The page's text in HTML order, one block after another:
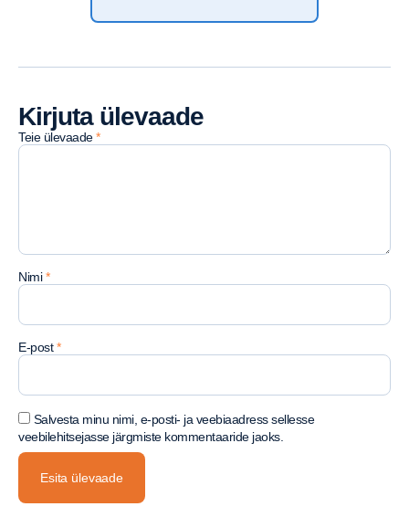
Kirjuta ülevaade
Teie ülevaade*
Nimi*
E-post*
Salvesta minu nimi, e-posti- ja veebiaadress sellesse
veebilehitsejasse järgmiste kommentaaride jaoks.